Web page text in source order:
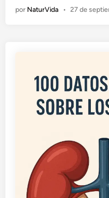
por NaturVida • 27 de